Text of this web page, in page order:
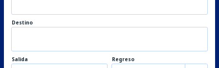
Destino
Salida Regreso